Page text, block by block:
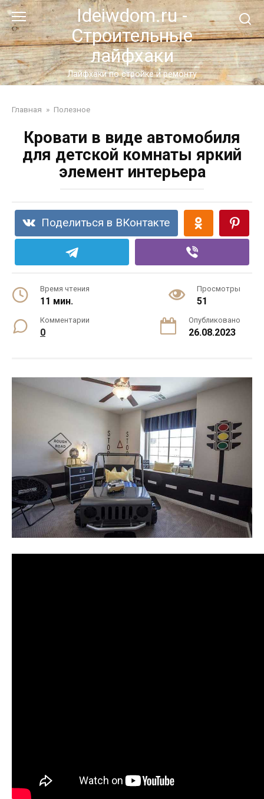
Перейти
к
контенту
Ideiwdom.ru -
Строительные
лайфхаки
Лайфхаки по стройке и ремонту
Главная » Полезное
Кровати в виде автомобиля
для детской комнаты яркий
элемент интерьера
Поделиться в ВКонтакте
Время чтения
11 мин.
Просмотры
51
Комментарии
0
Опубликовано
26.08.2023